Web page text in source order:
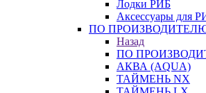
Лодки РИБ
Аксессуары для
ПО
Назад
ПО
АКВА (AQUA)
ТАЙМЕНЬ NX